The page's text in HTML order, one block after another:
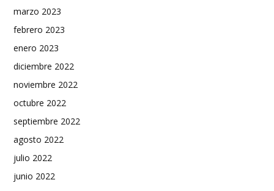
marzo 2023
febrero 2023
enero 2023
diciembre 2022
noviembre 2022
octubre 2022
septiembre 2022
agosto 2022
julio 2022
junio 2022